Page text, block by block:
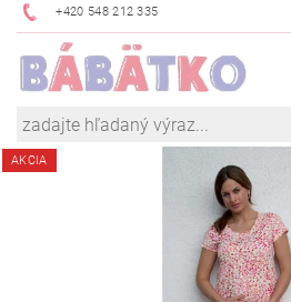
+420 548 212 335
AKCIA